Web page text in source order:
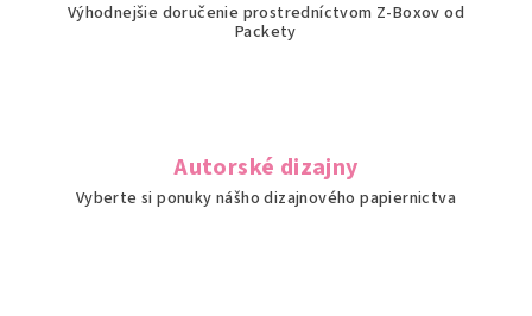
Výhodnejšie doručenie prostredníctvom Z-Boxov od
Packety
Autorské dizajny
Vyberte si ponuky nášho dizajnového papiernictva